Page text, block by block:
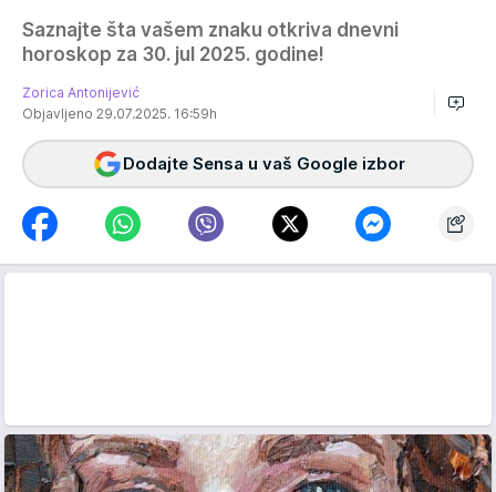
Saznajte šta vašem znaku otkriva dnevni
horoskop za 30. jul 2025. godine!
Zorica Antonijević
Objavljeno 29.07.2025. 16:59h
Dodajte Sensa u vaš Google izbor